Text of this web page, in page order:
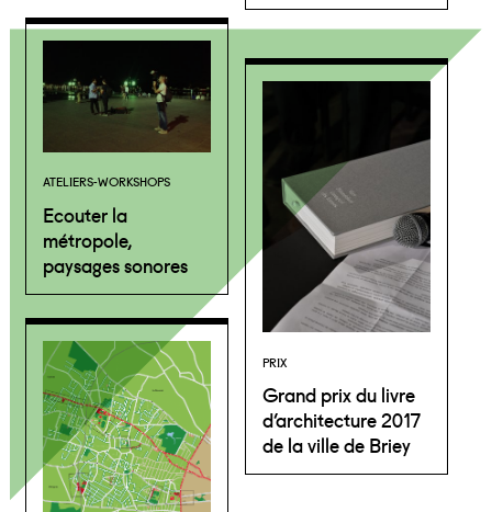
ATELIERS-WORKSHOPS
Ecouter la
métropole,
paysages sonores
PRIX
Grand prix du livre
d’architecture 2017
de la ville de Briey